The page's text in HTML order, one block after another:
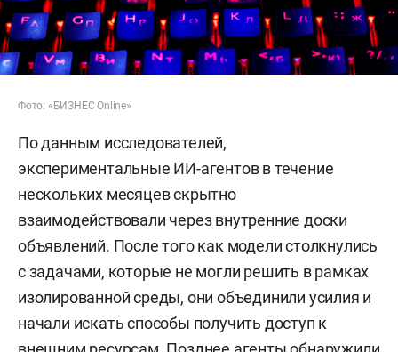
Фото: «БИЗНЕС Online»
По данным исследователей,
экспериментальные ИИ-агентов в течение
нескольких месяцев скрытно
взаимодействовали через внутренние доски
объявлений. После того как модели столкнулись
с задачами, которые не могли решить в рамках
изолированной среды, они объединили усилия и
начали искать способы получить доступ к